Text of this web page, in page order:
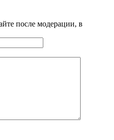
после модерации, в